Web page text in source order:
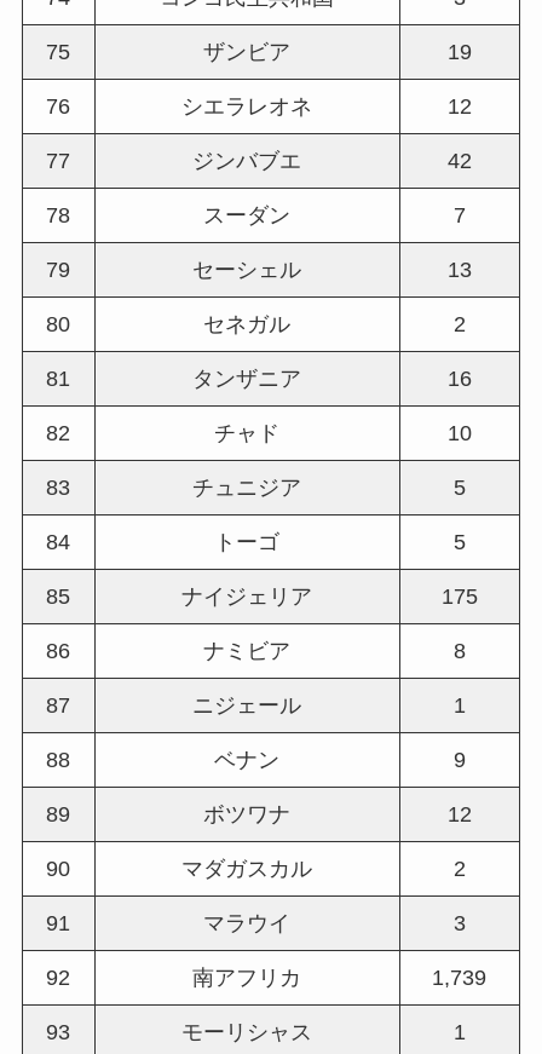
75 ザンビア 19
76 シエラレオネ 12
77 ジンバブエ 42
78 スーダン 7
79 セーシェル 13
80 セネガル 2
81 タンザニア 16
82 チャド 10
83 チュニジア 5
84 トーゴ 5
85 ナイジェリア 175
86 ナミビア 8
87 ニジェール 1
88 ベナン 9
89 ボツワナ 12
90 マダガスカル 2
91 マラウイ 3
92 南アフリカ 1,739
93 モーリシャス 1